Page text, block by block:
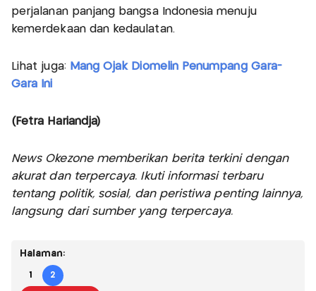
perjalanan panjang bangsa Indonesia menuju
kemerdekaan dan kedaulatan.
Lihat juga: Mang Ojak Diomelin Penumpang Gara-
Gara Ini
(Fetra Hariandja)
News Okezone memberikan berita terkini dengan
akurat dan terpercaya. Ikuti informasi terbaru
tentang politik, sosial, dan peristiwa penting lainnya,
langsung dari sumber yang terpercaya.
Halaman:
1 2